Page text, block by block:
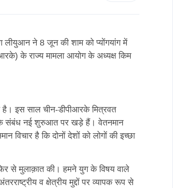
लीयुआन ने 8 जून की शाम को प्योंगयांग में
के राज्य मामला आयोग के अध्यक्ष किम
है। इस साल चीन-डीपीआरके मित्रवत
संबंध नई शुरुआत पर खड़े हैं। वेतनमान
विचार है कि दोनों देशों को लोगों की इच्छा
से मुलाक़ात की। हमने युग के विषय वाले
व क्षेत्रीय मुद्दों पर व्यापक रूप से